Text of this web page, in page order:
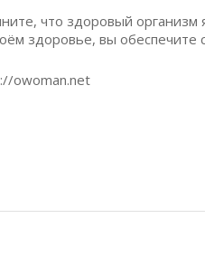
что здоровый организм
здоровье, вы
owoman.net